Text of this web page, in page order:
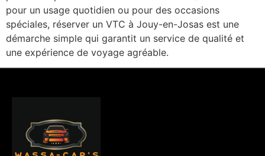
pour un usage quotidien ou pour des occasions
spéciales, réserver un VTC à Jouy-en-Josas est une
démarche simple qui garantit un service de qualité et
une expérience de voyage agréable.